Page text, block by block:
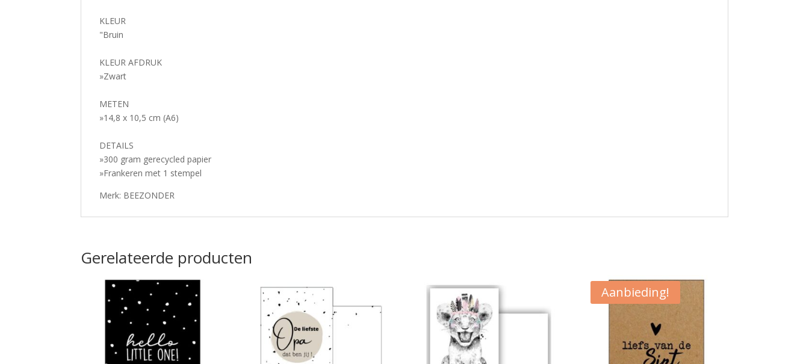
KLEUR
"Bruin
KLEUR AFDRUK
»Zwart
METEN
»14,8 x 10,5 cm (A6)
DETAILS
»300 gram gerecycled papier
»Frankeren met 1 stempel
Merk: BEEZONDER
Gerelateerde producten
Aanbieding!